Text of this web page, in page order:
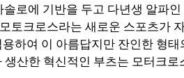
로에 기반을 두고 다년생 알파
토크로스라는 새로운 스포츠가
하여 이 아름답지만 잔인한 형태
산한 혁신적인 부츠는 모터크로